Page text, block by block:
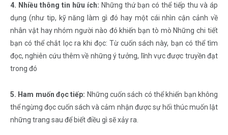
4. Nhiều thông tin hữu ích: Những thứ bạn có thể tiếp thu và áp
dụng (như tip, kỹ năng làm gì đó hay một cái nhìn cận cảnh về
nhân vật hay nhóm người nào đó khiến bạn tò mò Những chi tiết
bạn có thể chắt lọc ra khi đọc: Từ cuốn sách này, bạn có thể tìm
đọc, nghiên cứu thêm về những ý tưởng, lĩnh vực được truyền đạt
trong đó
5. Ham muốn đọc tiếp: Những cuốn sách có thể khiến bạn không
thể ngừng đọc cuốn sách và cảm nhận được sự hối thúc muốn lật
những trang sau để biết điều gì sẽ xảy ra.